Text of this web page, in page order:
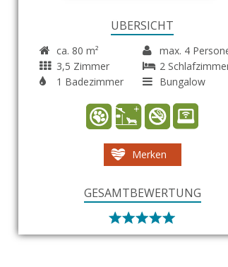
ÜBERSICHT
ca. 80 m²
max. 4
3,5 Zimmer
2
1 Badezimmer
Bungalow
Merken
GESAMTBEWERTUNG